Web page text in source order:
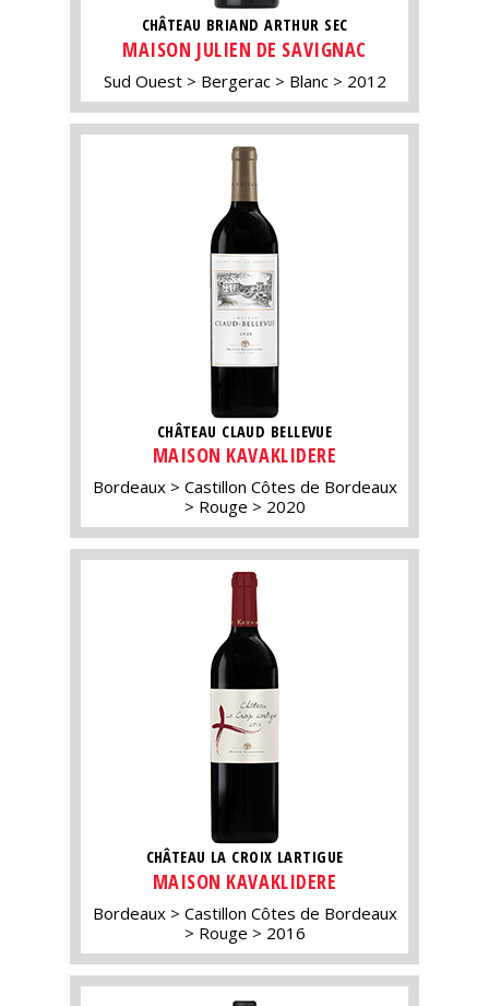
CHÂTEAU BRIAND ARTHUR SEC
MAISON JULIEN DE SAVIGNAC
Sud Ouest Bergerac Blanc 2012
CHÂTEAU CLAUD BELLEVUE
MAISON KAVAKLIDERE
Bordeaux
Castillon Côtes de Bordeaux
Rouge
2020
CHÂTEAU LA CROIX LARTIGUE
MAISON KAVAKLIDERE
Bordeaux
Castillon Côtes de Bordeaux
Rouge
2016